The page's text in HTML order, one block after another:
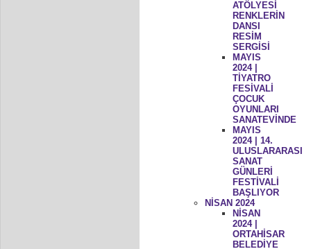
ATÖLYESİ
RENKLERİN
DANSI
RESİM
SERGİSİ
MAYIS
2024 |
TİYATRO
FESİVALİ
ÇOCUK
OYUNLARI
SANATEVİNDE
MAYIS
2024 | 14.
ULUSLARARASI
SANAT
GÜNLERİ
FESTİVALİ
BAŞLIYOR
NİSAN 2024
NİSAN
2024 |
ORTAHİSAR
BELEDİYE